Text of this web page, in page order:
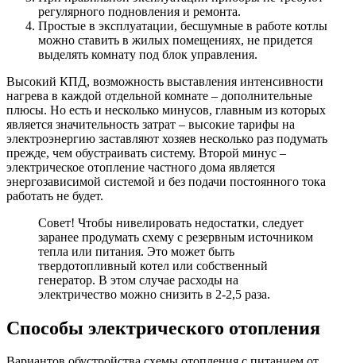
регулярного подновления и ремонта.
Простые в эксплуатации, бесшумные в работе котлы
можно ставить в жилых помещениях, не придется
выделять комнату под блок управления.
Высокий КПД, возможность выставления интенсивности
нагрева в каждой отдельной комнате – дополнительные
плюсы. Но есть и несколько минусов, главным из которых
является значительность затрат – высокие тарифы на
электроэнергию заставляют хозяев несколько раз подумать
прежде, чем обустраивать систему. Второй минус –
электрическое отопление частного дома является
энергозависимой системой и без подачи постоянного тока
работать не будет.
Совет! Чтобы нивелировать недостатки, следует
заранее продумать схему с резервным источником
тепла или питания. Это может быть
твердотопливный котел или собственный
генератор. В этом случае расходы на
электричество можно снизить в 2-2,5 раза.
Способы электрического отопления